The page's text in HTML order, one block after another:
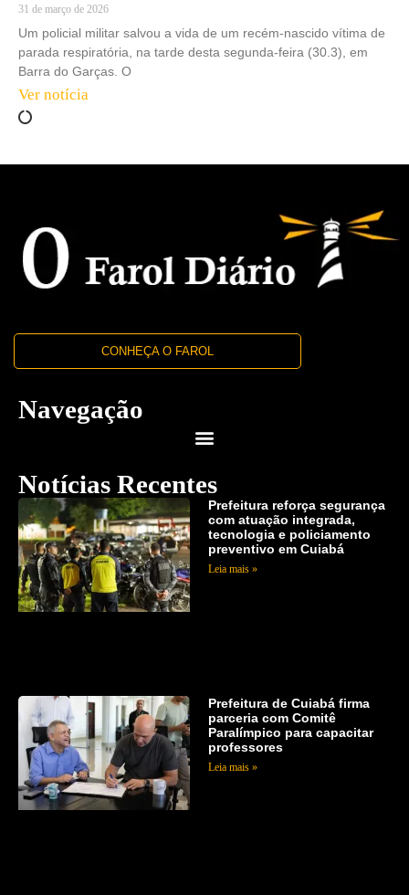
31 de março de 2026
Um policial militar salvou a vida de um recém-nascido vítima de
parada respiratória, na tarde desta segunda-feira (30.3), em
Barra do Garças. O
Ver notícia
CONHEÇA O FAROL
Navegação
Notícias Recentes
Prefeitura reforça segurança
com atuação integrada,
tecnologia e policiamento
preventivo em Cuiabá
Leia mais »
Prefeitura de Cuiabá firma
parceria com Comitê
Paralímpico para capacitar
professores
Leia mais »